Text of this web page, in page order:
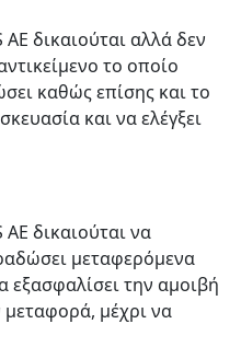
δικαιούται αλλά δεν
το οποίο
καθώς επίσης και το
και να ελέγξει
δικαιούται να
μεταφερόμενα
εξασφαλίσει την αμοιβή
μέχρι να